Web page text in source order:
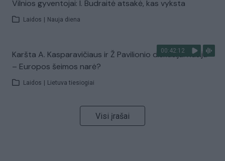
Vilnios gyventojai: I. Budraitė atsakė, kas vyksta
Laidos Nauja diena
00:42:12
Karšta A. Kasparavičiaus ir Ž Pavilionio diskusija: Rusija
– Europos šeimos narė?
Laidos Lietuva tiesiogiai
Visi įrašai